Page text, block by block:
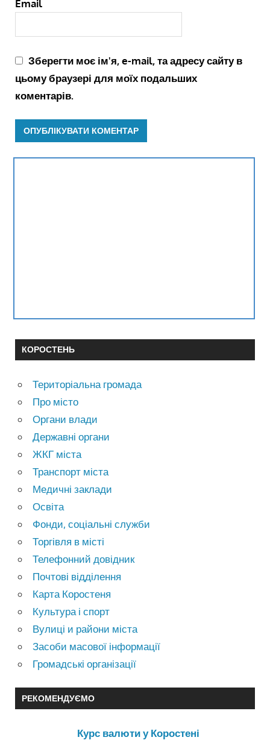
Email
Зберегти моє ім'я, e-mail, та адресу сайту в
цьому браузері для моїх подальших
коментарів.
КОРОСТЕНЬ
Територіальна громада
Про місто
Органи влади
Державні органи
ЖКГ міста
Транспорт міста
Медичні заклади
Освіта
Фонди, соціальні служби
Торгівля в місті
Телефонний довідник
Почтові відділення
Карта Коростеня
Культура і спорт
Вулиці и райони міста
Засоби масової інформації
Громадські організації
РЕКОМЕНДУЄМО
Курс валюти у Коростені